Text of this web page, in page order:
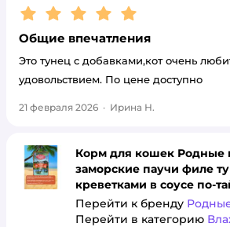
Рейтинг:5
Общие впечатления
Это тунец с добавками,кот очень
удовольствием. По цене доступно
21 февраля 2026 · Ирина Н.
Корм для кошек Родные
заморские паучи филе
креветками в соусе по-
Перейти к бренду
Перейти в категорию